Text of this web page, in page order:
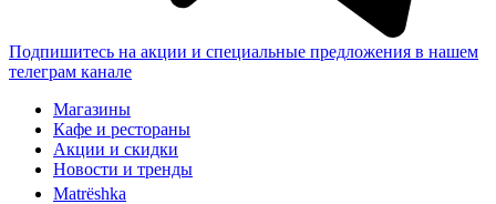
Подпишитесь на акции и специальные предложения в нашем
телеграм канале
Магазины
Кафе и рестораны
Акции и скидки
Новости и тренды
Matrёshka